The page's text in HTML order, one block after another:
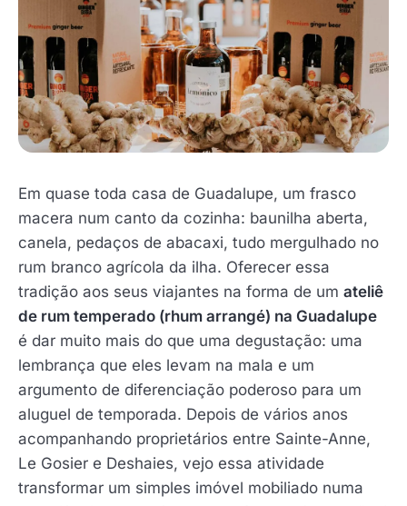
Em quase toda casa de Guadalupe, um frasco
macera num canto da cozinha: baunilha aberta,
canela, pedaços de abacaxi, tudo mergulhado no
rum branco agrícola da ilha. Oferecer essa
tradição aos seus viajantes na forma de um ateliê
de rum temperado (rhum arrangé) na Guadalupe
é dar muito mais do que uma degustação: uma
lembrança que eles levam na mala e um
argumento de diferenciação poderoso para um
aluguel de temporada. Depois de vários anos
acompanhando proprietários entre Sainte-Anne,
Le Gosier e Deshaies, vejo essa atividade
transformar um simples imóvel mobiliado numa